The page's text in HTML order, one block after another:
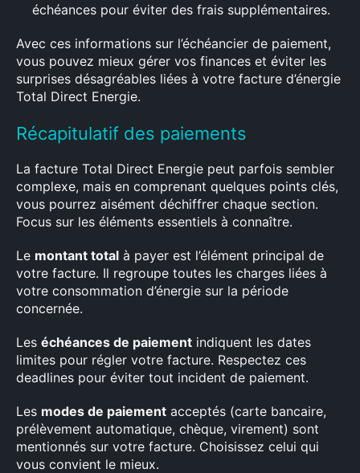
échéances pour éviter des frais supplémentaires.
Avec ces informations sur l’échéancier de paiement,
vous pouvez mieux gérer vos finances et éviter les
surprises désagréables liées à votre facture d’énergie
Total Direct Energie.
Récapitulatif des paiements
La facture Total Direct Energie peut parfois sembler
complexe, mais en comprenant quelques points clés,
vous pourrez aisément déchiffrer chaque section.
Focus sur les éléments essentiels à connaître.
Le montant total à payer est l’élément principal de
votre facture. Il regroupe toutes les charges liées à
votre consommation d’énergie sur la période
concernée.
Les échéances de paiement indiquent les dates
limites pour régler votre facture. Respectez ces
deadlines pour éviter tout incident de paiement.
Les modes de paiement acceptés (carte bancaire,
prélèvement automatique, chèque, virement) sont
mentionnés sur votre facture. Choisissez celui qui
vous convient le mieux.